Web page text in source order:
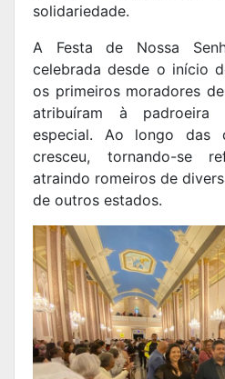
solidariedade.
A Festa de Nossa
celebrada desde o início
os primeiros moradores
atribuíram à padroeira
especial. Ao longo das
cresceu, tornando-se
atraindo romeiros de
de outros estados.